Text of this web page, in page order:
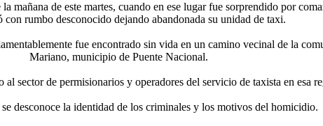
mañana de este martes, cuando en ese lugar fue sorprendido por
con rumbo desconocido dejando abandonada su unidad de taxi.
fue encontrado sin vida en un camino vecinal de la
Mariano, municipio de Puente Nacional.
al sector de permisionarios y operadores del servicio de taxista en esa
desconoce la identidad de los criminales y los motivos del homicidio.